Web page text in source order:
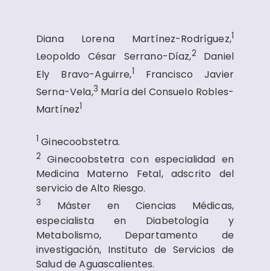
Diana Lorena Martínez-Rodríguez,1
Leopoldo César Serrano-Díaz,2
Daniel
Ely Bravo-Aguirre,1
Francisco Javier
Serna-Vela,3 María del Consuelo Robles-
Martínez1
1Ginecoobstetra.
2Ginecoobstetra con especialidad en
Medicina Materno Fetal, adscrito del
servicio de Alto Riesgo.
3 Máster en Ciencias Médicas,
especialista en Diabetología y
Metabolismo, Departamento de
investigación, Instituto de Servicios de
Salud de Aguascalientes.